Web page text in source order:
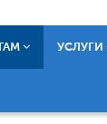
УСЛУГИ